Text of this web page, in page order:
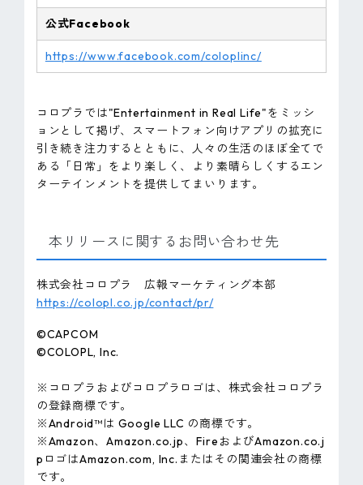
公式Facebook
https://www.facebook.com/coloplinc/
コロプラでは"Entertainment in Real Life"をミッシ
ョンとして掲げ、スマートフォン向けアプリの拡充に
引き続き注力するとともに、人々の生活のほぼ全てで
ある「日常」をより楽しく、より素晴らしくするエン
ターテインメントを提供してまいります。
本リリースに関するお問い合わせ先
株式会社コロプラ 広報マーケティング本部
https://colopl.co.jp/contact/pr/
©CAPCOM
©COLOPL, lnc.
※コロプラおよびコロプラロゴは、株式会社コロプラ
の登録商標です。
※Android™は Google LLC の商標です。
※Amazon、Amazon.co.jp、FireおよびAmazon.co.j
pロゴはAmazon.com, Inc.またはその関連会社の商標
です。